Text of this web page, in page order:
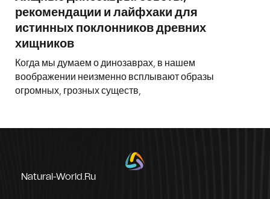
рекомендации и лайфхаки для
истинных поклонников древних
хищников
Когда мы думаем о динозаврах, в нашем
воображении неизменно всплывают образы
огромных, грозных существ,
Natural-World.ru